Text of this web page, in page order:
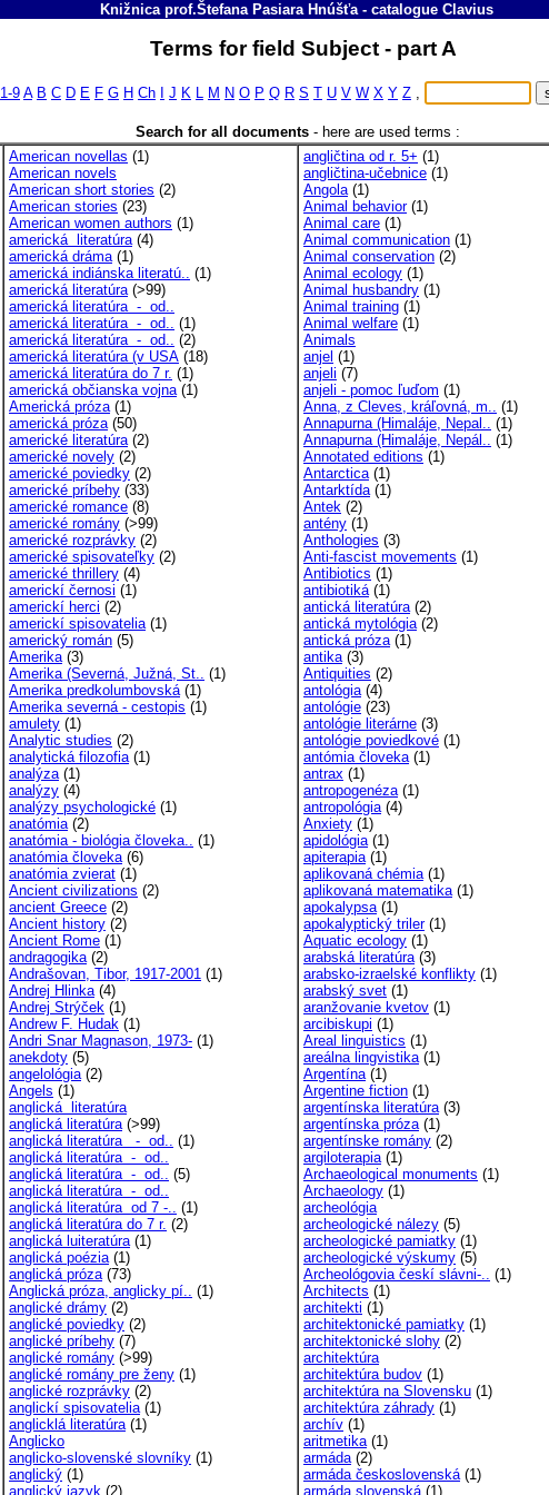
Knižnica prof.Štefana Pasiara Hnúšťa- catalogue Clavius
Terms for field Subject - part A
1-9 A B C D E F G H Ch J K L M N O P Q R S T U V W X Y Z ,
Search for all documents- here are used terms :
American novellas (1)
American novels
American short stories (2)
American stories (23)
American women authors (1)
americká literatúra(4)
americká dráma(1)
americká indiánska literatú.. (1)
americká literatúra(>99)
americká literatúra - od..
americká literatúra - od.. (1)
americká literatúra - od.. (2)
americká literatúra (v USA (18)
americká literatúra do 7 r. (1)
americká občianska vojna(1)
Americká próza(1)
americká próza(50)
americké literatúra(2)
americké novely (2)
americké poviedky (2)
americké príbehy (33)
americké romance (8)
americké romány (>99)
americké rozprávky (2)
americké spisovateľky (2)
americké thrillery (4)
americkí černosi (1)
americkí herci (2)
americkí spisovatelia(1)
americký román (5)
Amerika(3)
Amerika (Severná, Južná, St.. (1)
Amerika predkolumbovská(1)
Amerika severná - cestopis (1)
amulety (1)
Analytic studies (2)
analytická filozofia(1)
analýza(1)
analýzy (4)
analýzy psychologické (1)
anatómia(2)
anatómia - biológia človeka.. (1)
anatómia človeka(6)
anatómia zvierat (1)
Ancient civilizations (2)
ancient Greece (2)
Ancient history (2)
Ancient Rome (1)
andragogika(2)
Andrašovan, Tibor, 1917-2001 (1)
Andrej Hlinka(4)
Andrej Strýček (1)
Andrew F. Hudak (1)
Andri Snar Magnason, 1973- (1)
anekdoty (5)
angelológia(2)
Angels (1)
anglická literatúra
anglická literatúra(>99)
anglická literatúra - od.. (1)
anglická literatúra - od..
anglická literatúra - od.. (5)
anglická literatúra - od..
anglická literatúra od 7 -.. (1)
anglická literatúra do 7 r. (2)
anglická luiteratúra(1)
anglická poézia(1)
anglická próza(73)
Anglická próza, anglicky pí.. (1)
anglické drámy (2)
anglické poviedky (2)
anglické príbehy (7)
anglické romány (>99)
anglické romány pre ženy (1)
anglické rozprávky (2)
anglickí spisovatelia(1)
anglicklá literatúra(1)
Anglicko
anglicko-slovenské slovníky (1)
anglický (1)
anglický jazyk (2)
angličtina od r. 5+ (1)
angličtina-učebnice (1)
Angola(1)
Animal behavior(1)
Animal care (1)
Animal communication (1)
Animal conservation (2)
Animal ecology (1)
Animal husbandry (1)
Animal training (1)
Animal welfare (1)
Animals
anjel (1)
anjeli (7)
anjeli - pomoc ľuďom (1)
Anna, z Cleves, kráľovná, m.. (1)
Annapurna (Himaláje, Nepal.. (1)
Annapurna (Himaláje, Nepál.. (1)
Annotated editions (1)
Antarctica(1)
Antarktída(1)
Antek (2)
antény (1)
Anthologies (3)
Anti-fascist movements (1)
Antibiotics (1)
antibiotiká(1)
antická literatúra(2)
antická mytológia(2)
antická próza(1)
antika(3)
Antiquities (2)
antológia(4)
antológie (23)
antológie literárne (3)
antológie poviedkové (1)
antómia človeka(1)
antrax (1)
antropogenéza(1)
antropológia(4)
Anxiety (1)
apidológia(1)
apiterapia(1)
aplikovaná chémia(1)
aplikovaná matematika(1)
apokalypsa(1)
apokalyptický triler(1)
Aquatic ecology (1)
arabská literatúra(3)
arabsko-izraelské konflikty (1)
arabský svet (1)
aranžovanie kvetov (1)
arcibiskupi (1)
Areal linguistics (1)
areálna lingvistika(1)
Argentína(1)
Argentine fiction (1)
argentínska literatúra(3)
argentínska próza(1)
argentínske romány (2)
argiloterapia(1)
Archaeological monuments (1)
Archaeology (1)
archeológia
archeologické nálezy (5)
archeologické pamiatky (1)
archeologické výskumy (5)
Archeológovia českí slávni-.. (1)
Architects (1)
architekti (1)
architektonické pamiatky (1)
architektonické slohy (2)
architektúra
architektúra budov (1)
architektúra na Slovensku (1)
architektúra záhrady (1)
archív (1)
aritmetika(1)
armáda(2)
armáda československá(1)
armáda slovenská (1)